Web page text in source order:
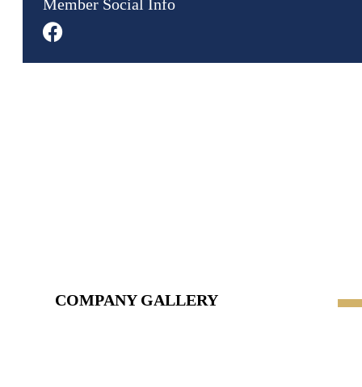
Member Social Info
COMPANY GALLERY